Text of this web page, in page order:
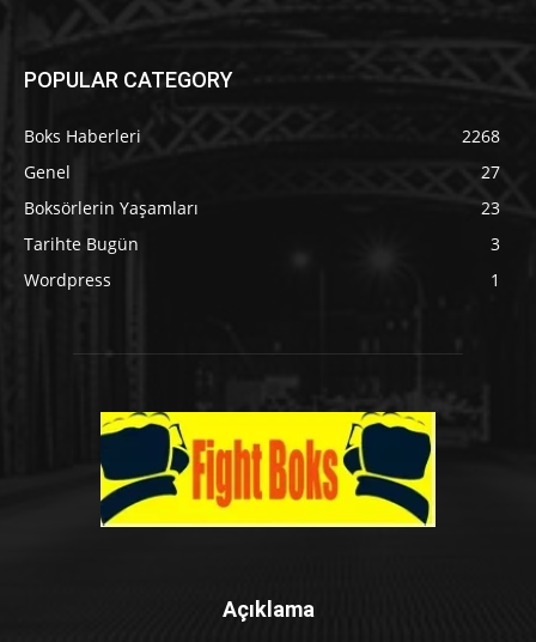
POPULAR CATEGORY
Boks Haberleri
2268
Genel
27
Boksörlerin Yaşamları
23
Tarihte Bugün
3
Wordpress
1
Açıklama